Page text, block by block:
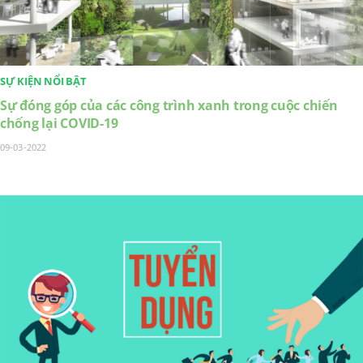
SỰ KIỆN NỔI BẬT
Sự đóng góp của các công trình xanh trong cuộc chiến
chống lại COVID-19
09-03-2022